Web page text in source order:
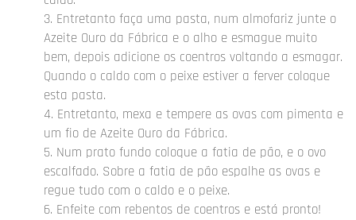
Entretanto faça uma pasta, num almofariz junte o
Azeite Ouro da Fábrica e o alho e esmague muito
bem, depois adicione os coentros voltando a esmagar.
Quando o caldo com o peixe estiver a ferver coloque
esta pasta.
Entretanto, mexa e tempere as ovas com pimenta e
um fio de Azeite Ouro da Fábrica.
Num prato fundo coloque a fatia de pão, e o ovo
escalfado. Sobre a fatia de pão espalhe as ovas e
regue tudo com o caldo e o peixe.
Enfeite com rebentos de coentros e está pronto!